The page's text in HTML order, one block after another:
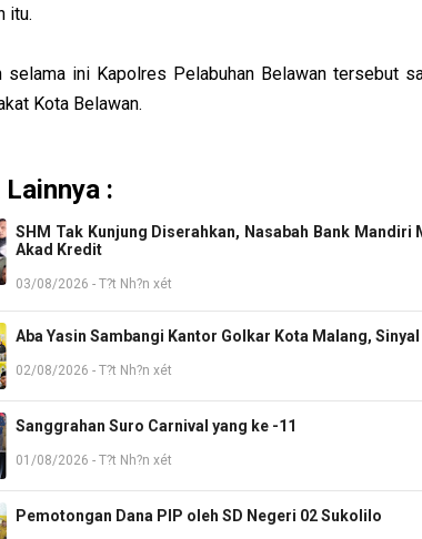
itu.
selama ini Kapolres Pelabuhan Belawan tersebut
Kota Belawan.
Lainnya :
SHM Tak Kunjung Diserahkan, Nasabah Bank
Akad Kredit
03/08/2026 - T?t Nh?n xét
Aba Yasin Sambangi Kantor Golkar Kota Malang,
02/08/2026 - T?t Nh?n xét
Sanggrahan Suro Carnival yang ke -11
01/08/2026 - T?t Nh?n xét
Pemotongan Dana PIP oleh SD Negeri 02 Sukolilo